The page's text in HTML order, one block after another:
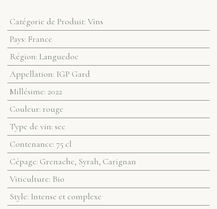
Catégorie de Produit: Vins
Pays: France
Région: Languedoc
Appellation: IGP Gard
Millésime: 2022
Couleur: rouge
Type de vin: sec
Contenance: 75 cl
Cépage: Grenache, Syrah, Carignan
Viticulture: Bio
Style: Intense et complexe